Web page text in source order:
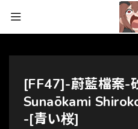
[FF47]-蔚藍檔案-
Sunaōkami
-[青い桜]